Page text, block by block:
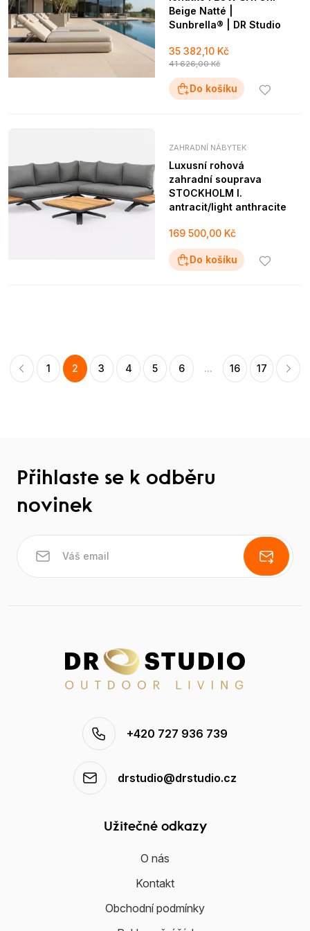
Beige Natté |
Sunbrella® | DR Studio
35 382,10 Kč
41 626,00 Kč
Do košíku
ZAHRADNÍ NÁBYTEK
Luxusní rohová
zahradní souprava
STOCKHOLM I.
antracit/light anthracite
169 500,00 Kč
Do košíku
1 2 3 4 5 6 ... 16 17
Přihlaste se k odběru
novinek
+420 727 936 739
drstudio@drstudio.cz
Užitečné odkazy
O nás
Kontakt
Obchodní podmínky